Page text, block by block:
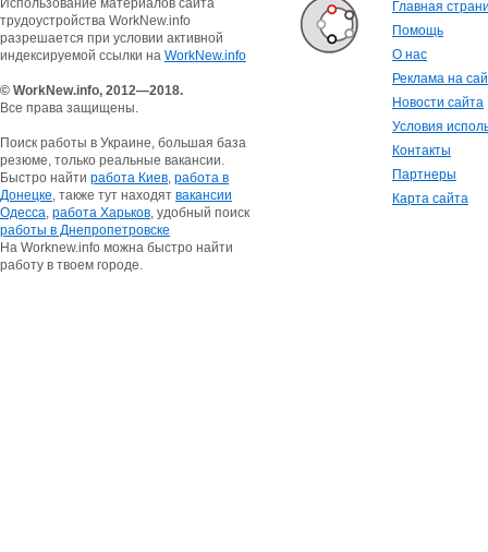
Использование материалов сайта
трудоустройства WorkNew.info
разрешается при условии активной
индексируемой ссылки на WorkNew.info
© WorkNew.info, 2012—2018.
Все права защищены.
Поиск работы в Украине, большая база
резюме, только реальные вакансии.
Быстро найти работа Киев, работа в
Донецке, также тут находят вакансии
Одесса, работа Харьков, удобный поиск
работы в Днепропетровске
На Worknew.info можна быстро найти
работу в твоем городе.
Главная
Помощь
О нас
Реклама на
Новости сайта
Условия
Контакты
Партнеры
Карта сайта